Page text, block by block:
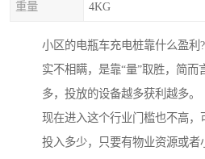
重量 4KG
小区的电瓶车充电桩靠什么盈利?
实不相瞒，是靠“量”取胜，简而
多，投放的设备越多获利越多。
现在进入这个行业门槛也不高，
投入多少，只要有物业资源或者